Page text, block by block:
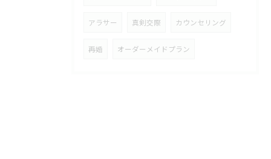
アラサー 真剣交際 カウンセリング
再婚 オーダーメイドプラン